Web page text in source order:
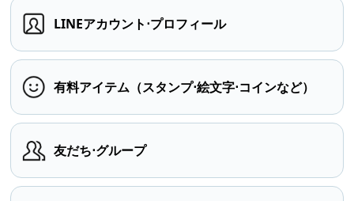
LINEアカウント⋅プロフィール
有料アイテム（スタンプ⋅絵文字⋅コインなど）
友だち⋅グループ